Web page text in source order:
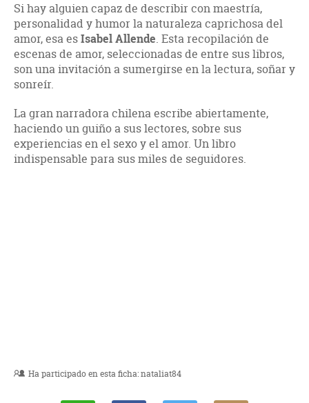
Si hay alguien capaz de describir con maestría,
personalidad y humor la naturaleza caprichosa del
amor, esa esIsabel Allende. Esta recopilación de
escenas de amor, seleccionadas de entre sus libros,
son una invitación a sumergirse en la lectura, soñar y
sonreír.
La gran narradora chilena escribe abiertamente,
haciendo un guiño a sus lectores, sobre sus
experiencias en el sexo y el amor. Un libro
indispensable para sus miles de seguidores.
Ha participado en esta ficha:nataliat84